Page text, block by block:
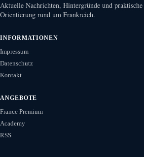
Aktuelle Nachrichten, Hintergründe und praktische
Orientierung rund um Frankreich.
INFORMATIONEN
Impressum
Datenschutz
Kontakt
ANGEBOTE
France Premium
Academy
RSS